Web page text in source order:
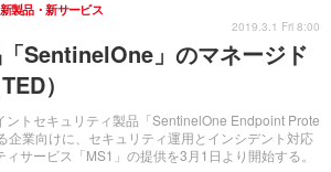
SentinelOne」のマネージド
）
ントセキュリティ製品「SentinelOne Endpoint Prote
企業向けに、セキュリティ運用とインシデント対応
サービス「MS1」の提供を3月1日より開始する。
新製品・新サービス
2019.3.1 Fri 8:00